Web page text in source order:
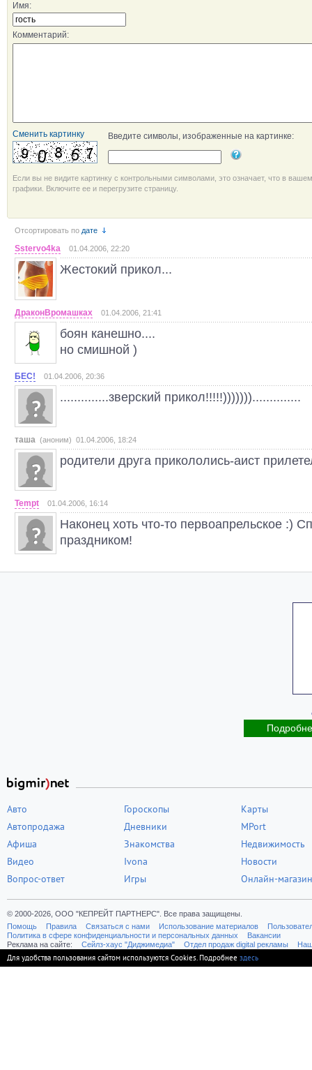
Имя:
Комментарий:
Сменить картинку Введите символы, изображенные на картинке:
Если вы не видите картинку с контрольными символами, это означает, что в
графики. Включите ее и перегрузите страницу.
Отсортировать по дате
Sstervo4ka 01.04.2006, 22:20
Жестокий прикол...
ДраконВромашках 01.04.2006, 21:41
боян канешно....
но смишной )
БЕС! 01.04.2006, 20:36
..............зверский прикол!!!!!)))))))..............
таша (аноним) 01.04.2006, 18:24
родители друга прикололись-аист
Tempt 01.04.2006, 16:14
Наконец хоть что-то первоапрельское :)
праздником!
Авто
Автопродажа
Афиша
Видео
Вопрос-ответ
Гороскопы
Дневники
Знакомства
Ivona
Игры
Карты
MPort
Недвижимость
Новости
Онлайн-магазин
© 2000-2026, ООО "КЕПРЕЙТ ПАРТНЕРС". Все права защищены.
Помощь
Правила Связаться с нами Использование материалов
Политика в сфере конфиденциальности и персональных данных
Вакансии
Реклама на сайте:
Cейлз-хаус "Диджимедиа" Отдел продаж digital рекламы
Для удобства пользования сайтом используются Cookies. Подробнее здесь